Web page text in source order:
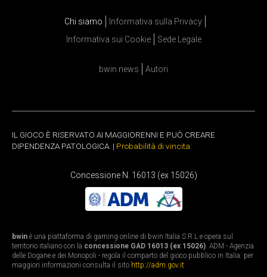
Chi siamo
Informativa sulla Privacy
Informativa sui Cookie
Sede Legale
bwin news Autori
IL GIOCO È RISERVATO AI MAGGIORENNI E PUÒ CREARE
DIPENDENZA PATOLOGICA. | Probabilità di vincita
Concessione N. 16013 (ex 15026)
bwin è una piattaforma di gaming online di bwin Italia S.R.L e opera sul
territorio italiano con la concessione GAD 16013 (ex 15026). ADM - Agenzia
delle Dogane e dei Monopoli - regola il comparto del gioco pubblico in Italia: per
maggiori informazioni consulta il sito http://adm.gov.it